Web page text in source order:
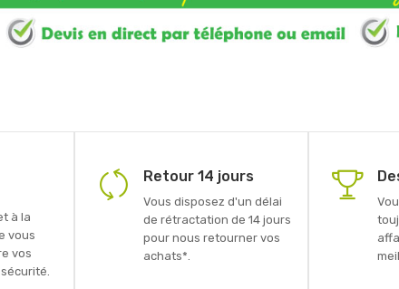
à la
vous
vos
Retour 14 jours
Vous disposez d'un délai
de rétractation de 14 jours
pour nous retourner vos
achats*.